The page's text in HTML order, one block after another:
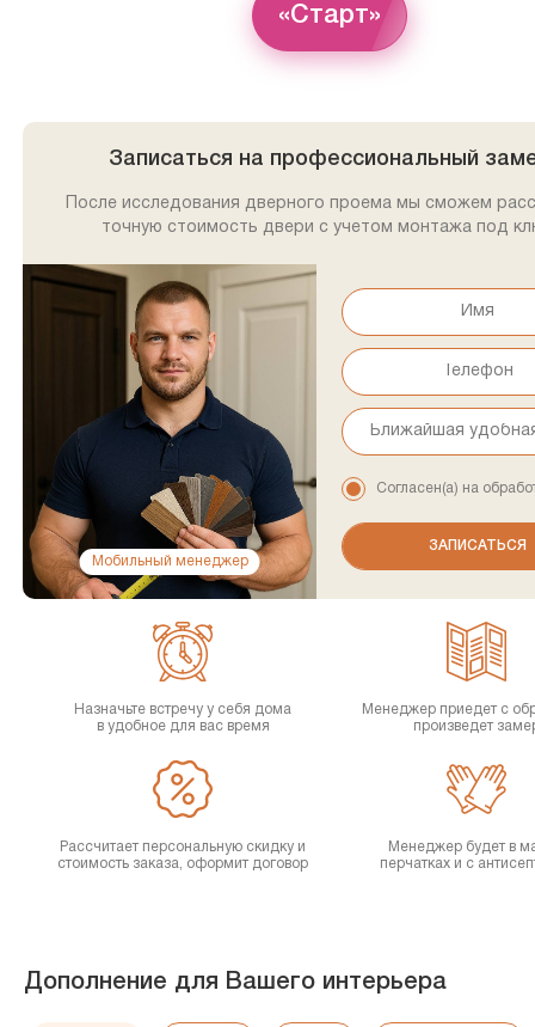
«Старт»
Записаться на профессиональный
После исследования дверного проема мы сможем
точную стоимость двери с учетом монтажа под
Мобильный менеджер
Согласен(а) на
Назначьте встречу у себя дома
в удобное для вас время
Менеджер приедет с
произведет
Рассчитает персональную скидку и
стоимость заказа, оформит договор
Менеджер будет в
перчатках и с
Дополнение для Вашего интерьера